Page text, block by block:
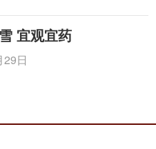
宜观宜药
日